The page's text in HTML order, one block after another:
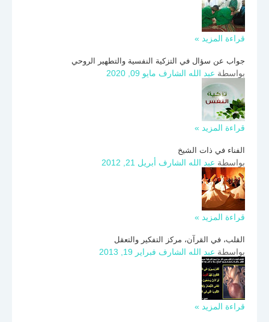
قراءة المزيد »
جواب عن سؤال في التزكية النفسية والتطهير الروحي
بواسطة عبد الله الشارف مايو 09, 2020
قراءة المزيد »
الفناء في ذات الشيخ
بواسطة عبد الله الشارف أبريل 21, 2012
قراءة المزيد »
القلب، في القرآن، مركز التفكير والتعقل
بواسطة عبد الله الشارف فبراير 19, 2013
قراءة المزيد »